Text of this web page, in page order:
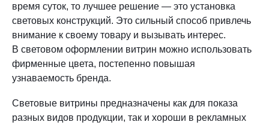
время суток, то лучшее решение — это установка
световых конструкций. Это сильный способ привлечь
внимание к своему товару и вызывать интерес.
В световом оформлении витрин можно использовать
фирменные цвета, постепенно повышая
узнаваемость бренда.
Световые витрины предназначены как для показа
разных видов продукции, так и хороши в рекламных